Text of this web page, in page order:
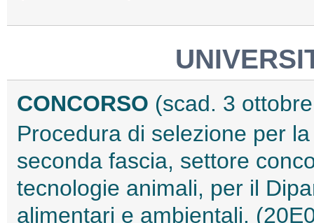
CONCORSO (scad. 3
Procedura di selezione per
seconda fascia, settore
tecnologie animali, per il
alimentari e ambientali.